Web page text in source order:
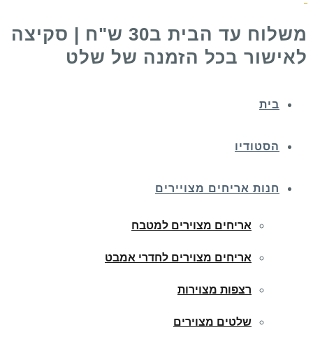
משלוח עד הבית ב30 ש"ח | סקיצה
לאישור בכל הזמנה של שלט
בית
הסטודיו
חנות אריחים מצויירים
אריחים מצוירים למטבח
אריחים מצוירים לחדרי אמבט
רצפות מצוירות
שלטים מצוירים